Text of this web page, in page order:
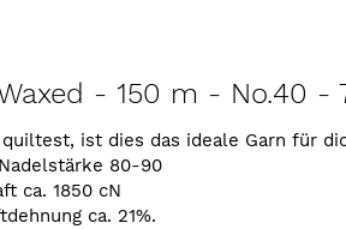
- 150 m - No.40 -
ist dies das ideale Garn für
80-90
ca. 1850 cN
ca. 21%.